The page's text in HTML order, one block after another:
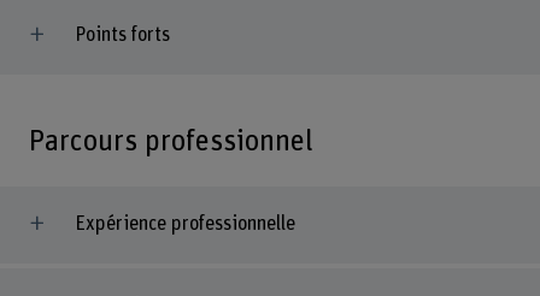
Points forts
Parcours professionnel
Expérience professionnelle